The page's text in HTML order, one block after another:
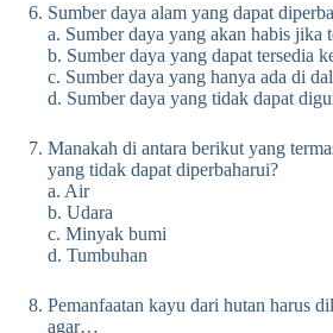
Sumber daya alam yang dapat
a. Sumber daya yang akan habis jika
b. Sumber daya yang dapat tersedia
c. Sumber daya yang hanya ada di
d. Sumber daya yang tidak dapat
Manakah di antara berikut yang
yang tidak dapat diperbaharui?
a. Air
b. Udara
c. Minyak bumi
d. Tumbuhan
Pemanfaatan kayu dari hutan harus
agar…